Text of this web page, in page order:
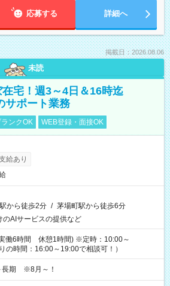
応募する 詳細へ
掲載日：2026.08.06
未読
宅！週3～4日＆16時迄
サポート業務
ランクOK WEB登録・面接OK
給あり
から徒歩2分 / 茅場町駅から徒歩6分
のAIサービスの提供など
働6時間 休憩1時間) ※定時：10:00～
の時間：16:00～19:00で相談可！）
長期 ※8月～！